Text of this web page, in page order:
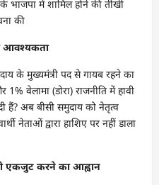
आवश्यकता
के मुख्यमंत्री पद से गायब रहने का
वेलामा (डोरा) राजनीति में हावी
हैं? अब बीसी समुदाय को नेतृत्व
नेताओं द्वारा हाशिए पर नहीं डाला
एकजुट करने का आह्वान